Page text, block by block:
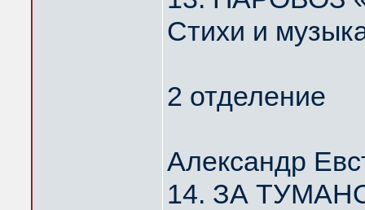
Стихи и
2 отделение
Александр
14. ЗА